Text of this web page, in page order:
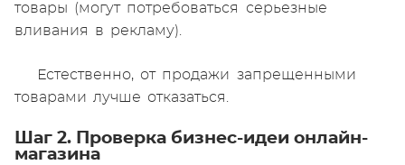
товары (могут потребоваться серьезные
вливания в рекламу).
Естественно, от продажи запрещенными
товарами лучше отказаться.
Шаг 2. Проверка бизнес-идеи онлайн-
магазина